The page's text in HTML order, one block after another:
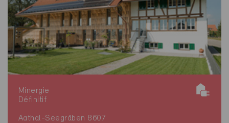
Minergie
Définitif
Aathal-Seegräben 8607